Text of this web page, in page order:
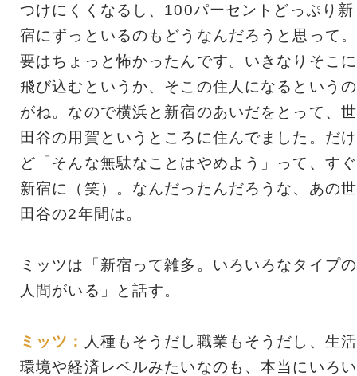
つけにくくなるし、100パーセントどっぷり新
宿にずっといるのもどうなんだろうと思って。
要はちょっと怖かったんです。いきなりそこに
飛び込むというか、そこの住人になるというの
がね。なので横浜と新宿のあいだをとって、世
田谷の用賀というところに住んでました。だけ
ど「そんな無駄なことはやめよう」って、すぐ
新宿に（笑）。なんだったんだろうな、あの世
田谷の2年間は。
ミッツは「新宿って雑多。いろいろなタイプの
人間がいる」と話す。
ミッツ：
人種もそうだし職業もそうだし、生活
環境や経済レベルみたいなのも、本当にいろい